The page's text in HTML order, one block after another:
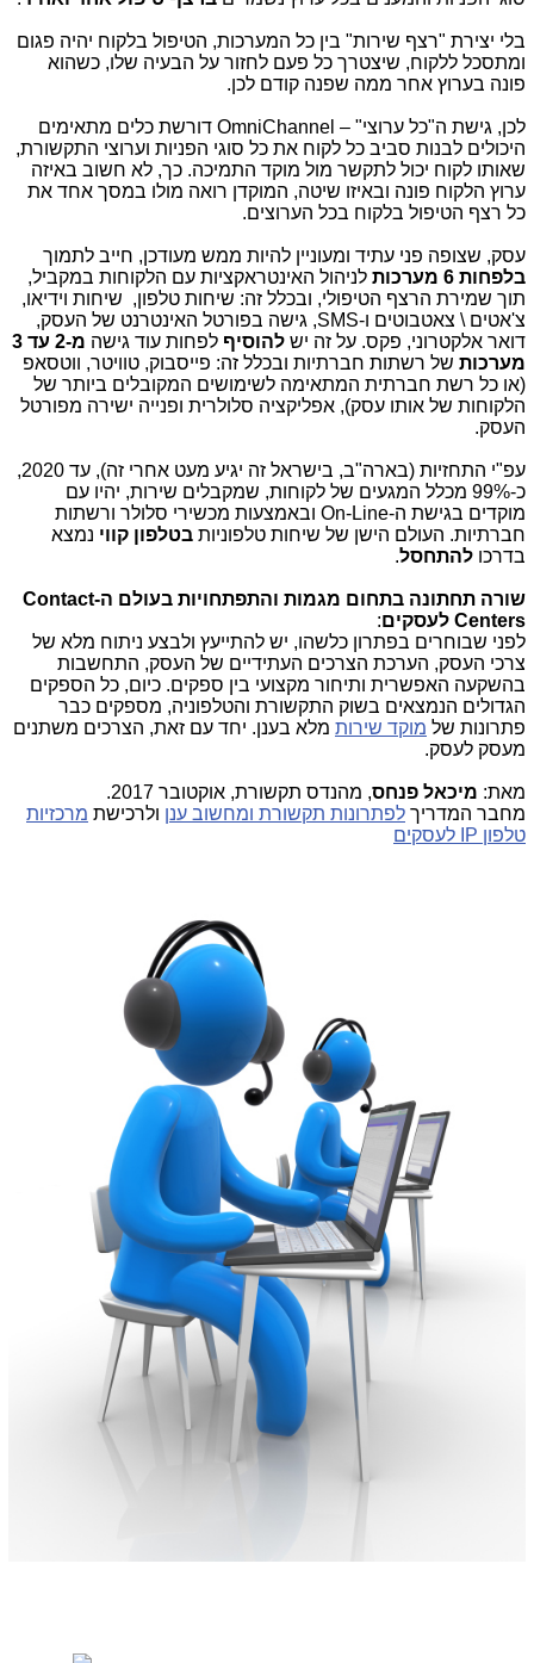
בלי יצירת "רצף שירות" בין כל המערכות, הטיפול בלקוח יהיה פגום
ומתסכל ללקוח, שיצטרך כל פעם לחזור על הבעיה שלו, כשהוא
פונה בערוץ אחר ממה שפנה קודם לכן.
לכן, גישת ה"כל ערוצי" – OmniChannel דורשת כלים מתאימים
היכולים לבנות סביב כל לקוח את כל סוגי הפניות וערוצי התקשורת,
שאותו לקוח יכול לתקשר מול מוקד התמיכה. כך, לא חשוב באיזה
ערוץ הלקוח פונה ובאיזו שיטה, המוקדן רואה מולו במסך אחד את
כל רצף הטיפול בלקוח בכל הערוצים.
עסק, שצופה פני עתיד ומעוניין להיות ממש מעודכן, חייב לתמוך
בלפחות 6 מערכות
לניהול האינטראקציות עם הלקוחות במקביל,
תוך שמירת הרצף הטיפולי, ובכלל זה: שיחות טלפון, שיחות וידיאו,
צ'אטים \ צאטבוטים ו-SMS, גישה בפורטל האינטרנט של העסק,
דואר אלקטרוני, פקס. על זה יש להוסיף לפחות עוד גישה
מ-2 עד 3
מערכות של רשתות חברתיות ובכלל זה: פייסבוק, טוויטר, ווטסאפ
(או כל רשת חברתית המתאימה לשימושים המקובלים ביותר של
הלקוחות של אותו עסק), אפליקציה סלולרית ופנייה ישירה מפורטל
העסק.
עפ"י התחזיות (בארה"ב, בישראל זה יגיע מעט אחרי זה), עד 2020,
כ-99% מכלל המגעים של לקוחות, שמקבלים שירות, יהיו עם
מוקדים בגישת ה-On-Line ובאמצעות מכשירי סלולר ורשתות
חברתיות. העולם הישן של שיחות טלפוניות בטלפון קווי נמצא
בדרכו להתחסל.
שורה תחתונה בתחום מגמות והתפתחויות בעולם ה-Contact
Centers לעסקים:
לפני שבוחרים בפתרון כלשהו, יש להתייעץ ולבצע ניתוח מלא של
צרכי העסק, הערכת הצרכים העתידיים של העסק, התחשבות
בהשקעה האפשרית ותיחור מקצועי בין ספקים. כיום, כל הספקים
הגדולים הנמצאים בשוק התקשורת והטלפוניה, מספקים כבר
פתרונות של מוקד שירות מלא בענן. יחד עם זאת, הצרכים משתנים
מעסק לעסק.
מאת: מיכאל פנחס, מהנדס תקשורת, אוקטובר 2017.
מחבר המדריך לפתרונות תקשורת ומחשוב ענן ולרכישת מרכזיות
טלפון IP לעסקים